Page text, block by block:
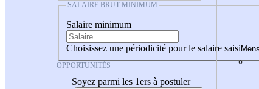
SALAIRE BRUT MINIMUM
Salaire minimum
Choisissez une périodicité pour le salaire saisi
OPPORTUNITÉS
Soyez parmi les 1ers à postuler